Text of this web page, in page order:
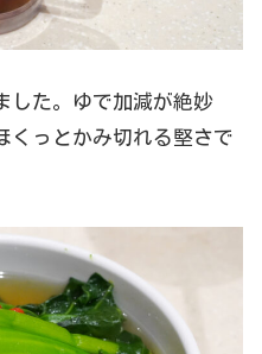
した。ゆで加減が絶妙
くっとかみ切れる堅さで